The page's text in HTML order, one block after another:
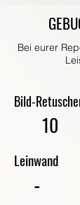
Bei eurer
Bild-
10
Leinwand
-